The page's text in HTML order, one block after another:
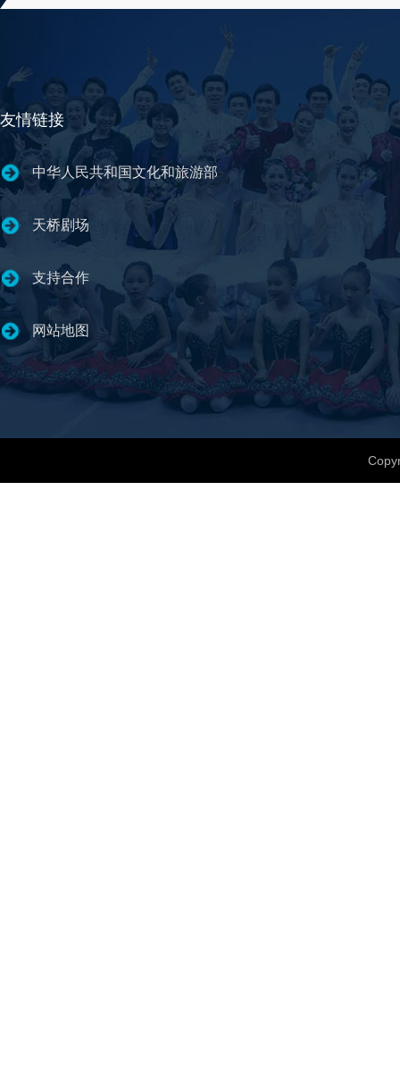
友情链接
中华人民共和国文化和旅游部
天桥剧场
支持合作
网站地图